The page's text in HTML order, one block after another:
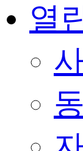
열